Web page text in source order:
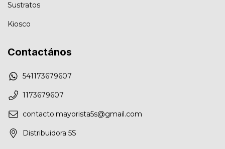
Sustratos
Kiosco
Contactános
541173679607
1173679607
contacto.mayorista5s@gmail.com
Distribuidora 5S